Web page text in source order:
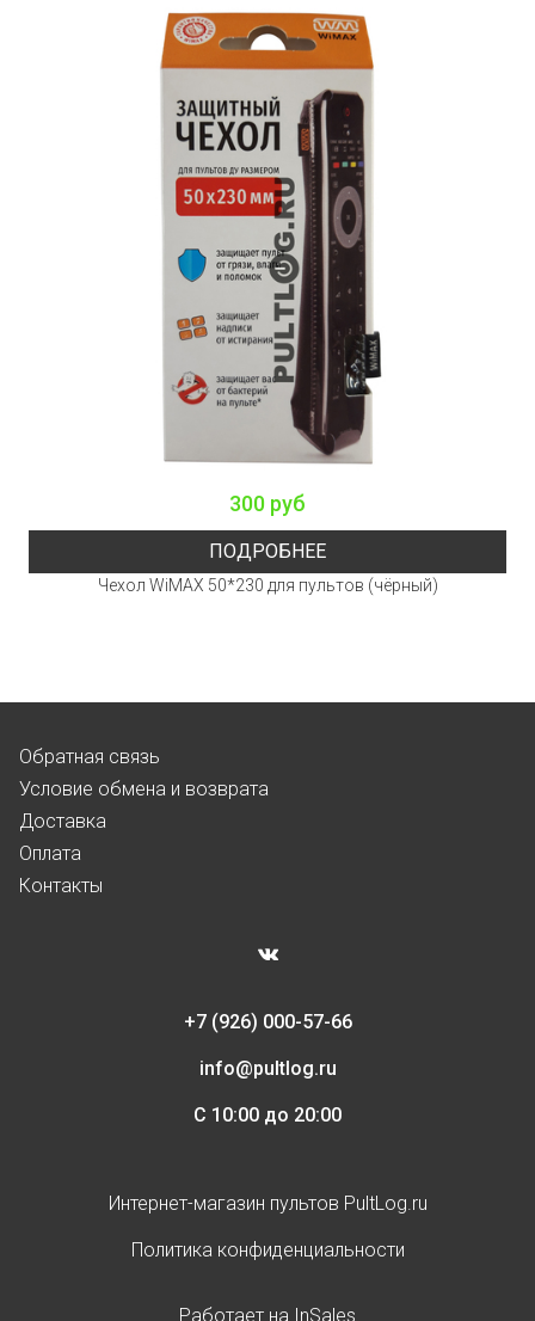
300 руб
ПОДРОБНЕЕ
Чехол WiMAX 50*230 для пультов (чёрный)
Обратная связь
Условие обмена и возврата
Доставка
Оплата
Контакты
+7 (926) 000-57-66
info@pultlog.ru
С 10:00 до 20:00
Интернет-магазин пультов PultLog.ru
Политика конфиденциальности
Работает на InSales